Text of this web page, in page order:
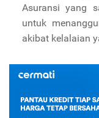
Asuransi yang
untuk
akibat kelalaian